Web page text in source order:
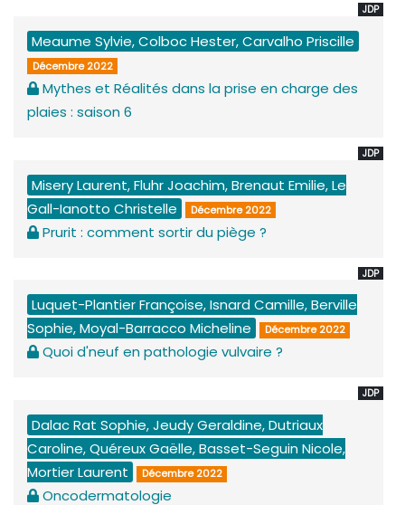
JDP
Meaume Sylvie, Colboc Hester, Carvalho Priscille
Décembre 2022
Mythes et Réalités dans la prise en charge des
plaies : saison 6
JDP
Misery Laurent, Fluhr Joachim, Brenaut Emilie, Le
Gall-Ianotto Christelle
Décembre 2022
Prurit : comment sortir du piège ?
JDP
Luquet-Plantier Françoise, Isnard Camille, Berville
Sophie, Moyal-Barracco Micheline
Décembre 2022
Quoi d'neuf en pathologie vulvaire ?
JDP
Dalac Rat Sophie, Jeudy Geraldine, Dutriaux
Caroline, Quéreux Gaëlle, Basset-Seguin Nicole,
Mortier Laurent
Décembre 2022
Oncodermatologie